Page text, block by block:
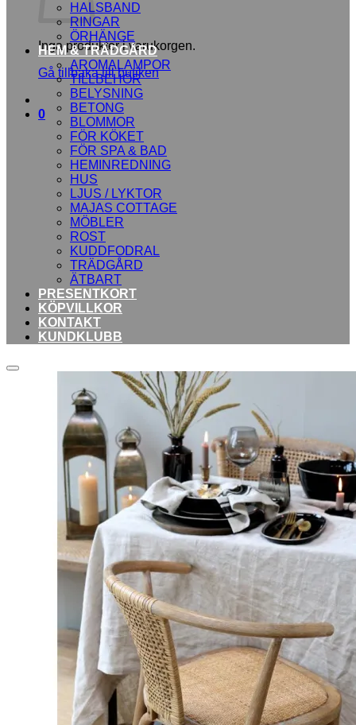
Inga produkter i varukorgen.
Gå tillbaka till butiken
0
HALSBAND
RINGAR
ÖRHÄNGE
HEM & TRÄDGÅRD
AROMALAMPOR
TILLBEHÖR
BELYSNING
BETONG
BLOMMOR
FÖR KÖKET
FÖR SPA & BAD
HEMINREDNING
HUS
LJUS / LYKTOR
MAJAS COTTAGE
MÖBLER
ROST
KUDDFODRAL
TRÄDGÅRD
ÄTBART
PRESENTKORT
KÖPVILLKOR
KONTAKT
KUNDKLUBB